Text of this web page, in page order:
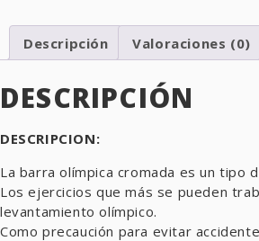
Descripción Valoraciones (0)
DESCRIPCIÓN
DESCRIPCION:
La barra olímpica cromada es un tipo
Los ejercicios que más se pueden
levantamiento olímpico.
Como precaución para evitar